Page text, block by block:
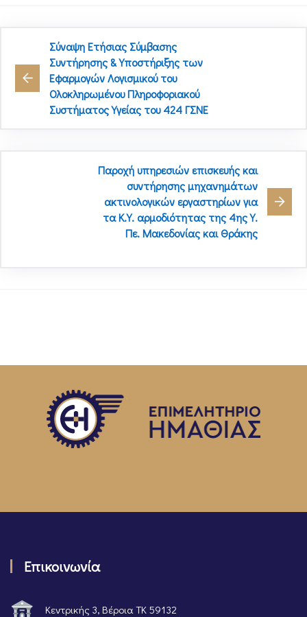
Σύναψη Ετήσιας Σύμβασης
Συντήρησης & Υποστήριξης των
Εφαρμογών Λογισμικού του
Ολοκληρωμένου Πληροφοριακού
Συστήματος Υγείας του 424 ΓΣΝΕ
Παροχή υπηρεσιών επισκευής και
συντήρησης μηχανημάτων
ακτινολογικών εργαστηρίων για
τα Κ.Υ. αρμοδιότητας της 4ης Υ.
Πε. Μακεδονίας και Θράκης
Επικοινωνία
Κεντρικής 3, Βέροια ΤΚ 59132